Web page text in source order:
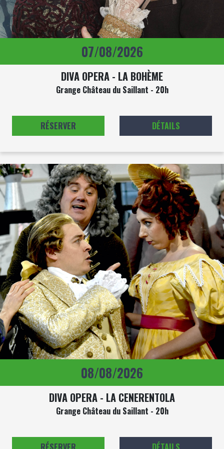
07/08/2026
DIVA OPERA - LA BOHÈME
Grange Château du Saillant - 20h
RÉSERVER DÉTAILS
Image
08/08/2026
DIVA OPERA - LA CENERENTOLA
Grange Château du Saillant - 20h